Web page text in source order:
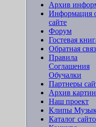
Архив
Информация
сайте
Форум
Гостевая
Обратная
Правила
Соглашения
Обучалки
Партнеры
Архив
Наш проект
Клипы
Каталог